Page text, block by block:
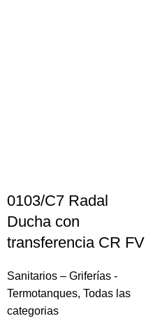
0103/C7 Radal
Ducha con
transferencia CR FV
Sanitarios – Griferías -
Termotanques, Todas las
categorias